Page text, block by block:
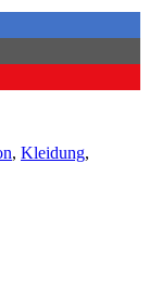
, Kleidung,